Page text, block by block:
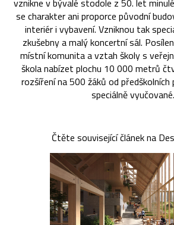
vznikne v bývalé stodole z 50. let
se charakter ani proporce původní
interiér i vybavení. Vzniknou tak
zkušebny a malý koncertní sál.
místní komunita a vztah školy s
škola nabízet plochu 10 000 metrů
rozšíření na 500 žáků od předškolních
speciálně vyučované.
Čtěte související článek na